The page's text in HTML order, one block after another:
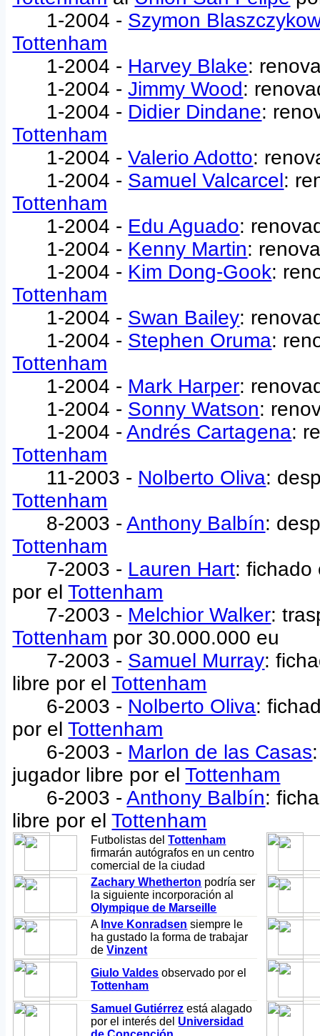
1-2004 - Szymon
Tottenham
1-2004 - Harvey Blake:
1-2004 -Jimmy Wood:
1-2004 - Didier Dindane:
Tottenham
1-2004 -Valerio Adotto:
1-2004 - Samuel Valcarcel:
Tottenham
1-2004 - Edu Aguado:
1-2004 - Kenny Martin:
1-2004 - Kim Dong-Gook:
Tottenham
1-2004 - Swan Bailey:
1-2004 - Stephen Oruma:
Tottenham
1-2004 - Mark Harper:
1-2004 - Sonny Watson:
1-2004 -Andrés Cartagena:
Tottenham
11-2003 - Nolberto Oliva:
Tottenham
8-2003 -Anthony Balbín:
Tottenham
7-2003 - Lauren Hart: fichado
por elTottenham
7-2003 - Melchior Walker:
Tottenham por 30.000.000 eu
7-2003 - Samuel Murray:
libre por elTottenham
6-2003 - Nolberto Oliva:
por elTottenham
6-2003 - Marlon de las Casas
jugador libre por elTottenham
6-2003 -Anthony Balbín:
libre por elTottenham
Futbolistas delTottenham
firmarán autógrafos en un centro
comercial de la ciudad
Zachary Whetherton podría ser
la siguiente incorporación al
Olympique de Marseille
A Inve Konradsen siempre le
ha gustado la forma de trabajar
deVinzent
Giulo Valdes observado por el
Tottenham
Samuel Gutiérrez está alagado
por el interés del Universidad